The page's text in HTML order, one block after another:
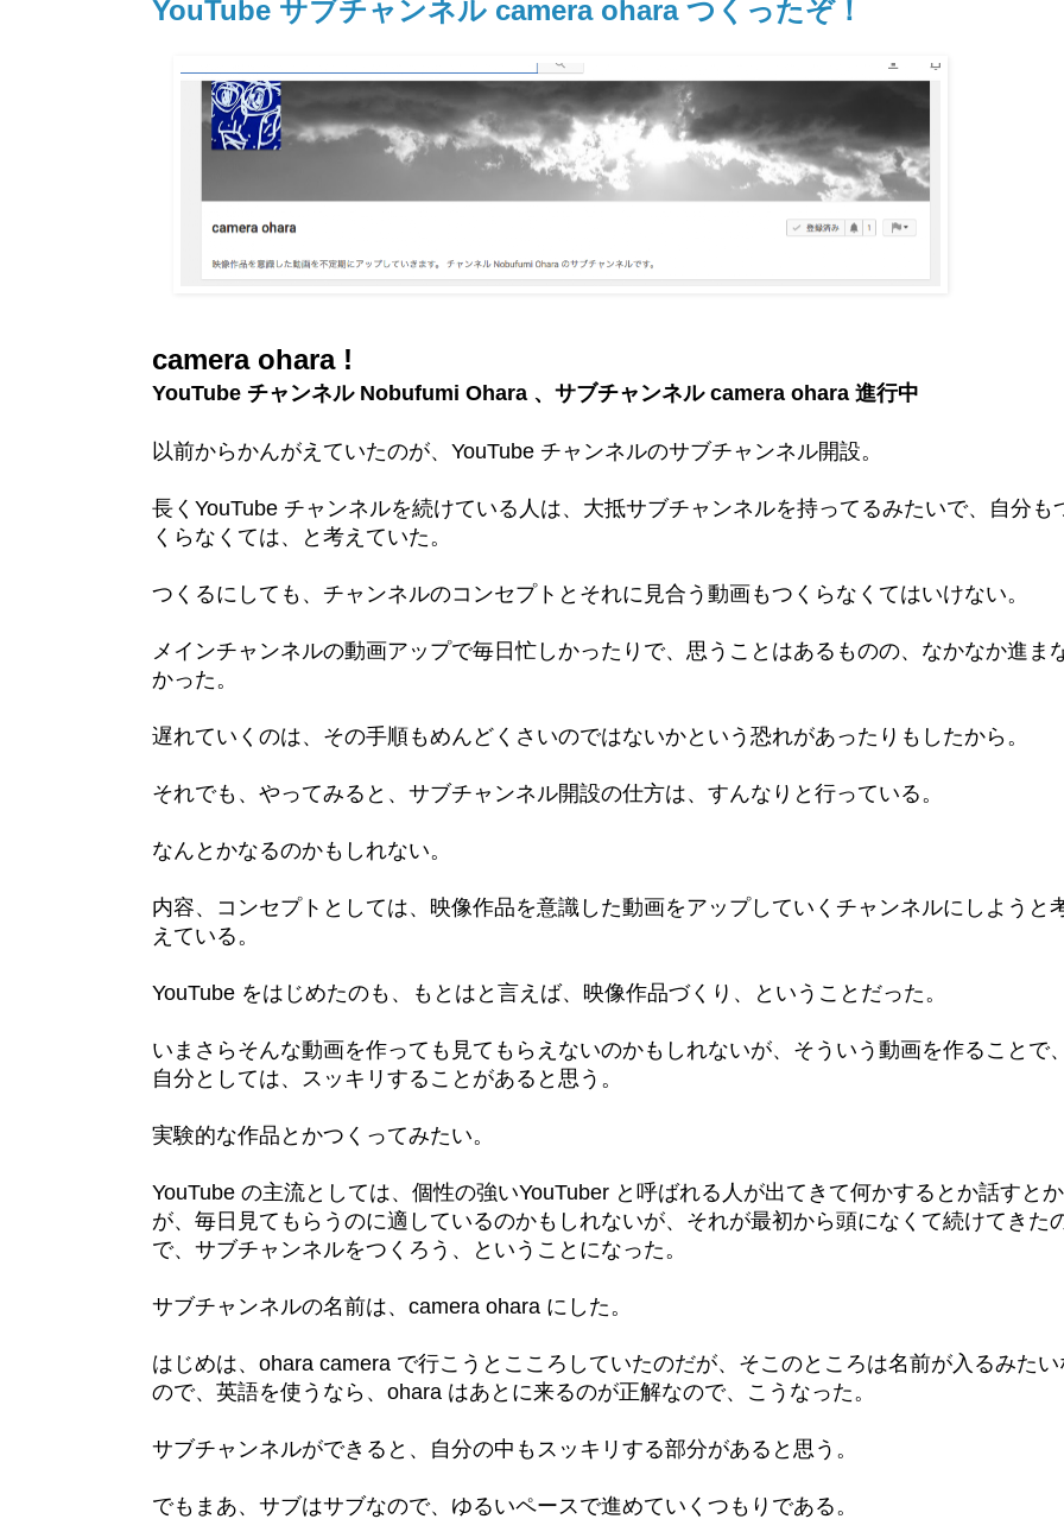
YouTube サブチャンネル camera ohara つくったぞ！
camera ohara !
YouTube チャンネル Nobufumi Ohara 、サブチャンネル camera ohara 進行中
以前からかんがえていたのが、YouTube チャンネルのサブチャンネル開設。
長くYouTube チャンネルを続けている人は、大抵サブチャンネルを持ってるみたいで、自分も
くらなくては、と考えていた。
つくるにしても、チャンネルのコンセプトとそれに見合う動画もつくらなくてはいけない。
メインチャンネルの動画アップで毎日忙しかったりで、思うことはあるものの、なかなか進ま
かった。
遅れていくのは、その手順もめんどくさいのではないかという恐れがあったりもしたから。
それでも、やってみると、サブチャンネル開設の仕方は、すんなりと行っている。
なんとかなるのかもしれない。
内容、コンセプトとしては、映像作品を意識した動画をアップしていくチャンネルにしようと
えている。
YouTube をはじめたのも、もとはと言えば、映像作品づくり、ということだった。
いまさらそんな動画を作っても見てもらえないのかもしれないが、そういう動画を作ることで、
自分としては、スッキリすることがあると思う。
実験的な作品とかつくってみたい。
YouTube の主流としては、個性の強いYouTuber と呼ばれる人が出てきて何かするとか話すとか
が、毎日見てもらうのに適しているのかもしれないが、それが最初から頭になくて続けてきた
で、サブチャンネルをつくろう、ということになった。
サブチャンネルの名前は、camera ohara にした。
はじめは、ohara camera で行こうとこころしていたのだが、そこのところは名前が入るみたい
ので、英語を使うなら、ohara はあとに来るのが正解なので、こうなった。
サブチャンネルができると、自分の中もスッキリする部分があると思う。
でもまあ、サブはサブなので、ゆるいペースで進めていくつもりである。